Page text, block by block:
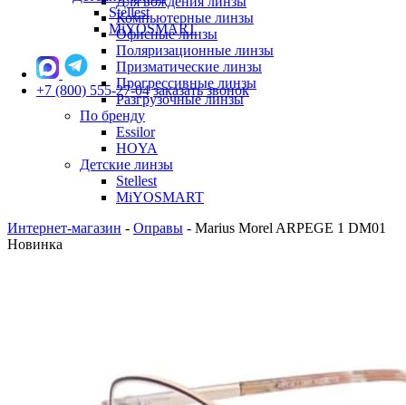
Компьютерные линзы
Офисные линзы
Поляризационные линзы
Призматические линзы
Прогрессивные линзы
Разгрузочные линзы
По бренду
Essilor
HOYA
Детские линзы
Stellest
MiYOSMART
Stellest
MiYOSMART
+7 (800) 555-27-04 заказать звонок
Интернет-магазин - Оправы - Marius Morel ARPEGE 1 DM01
Новинка